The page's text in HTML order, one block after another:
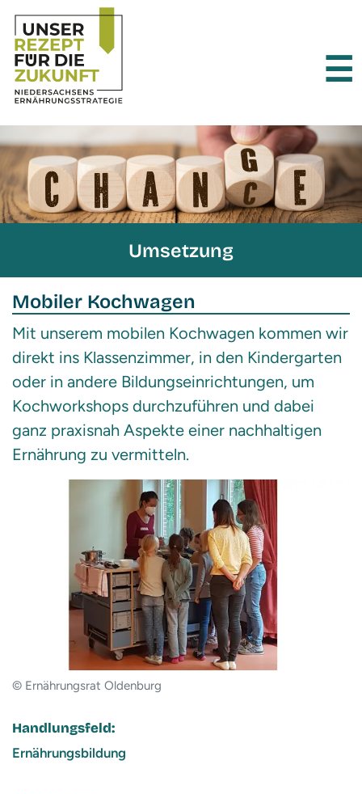
☰
Umsetzung
Mobiler Kochwagen
Mit unserem mobilen Kochwagen kommen wir
direkt ins Klassenzimmer, in den Kindergarten
oder in andere Bildungseinrichtungen, um
Kochworkshops durchzuführen und dabei
ganz praxisnah Aspekte einer nachhaltigen
Ernährung zu vermitteln.
© Ernährungsrat Oldenburg
Handlungsfeld:
Ernährungsbildung